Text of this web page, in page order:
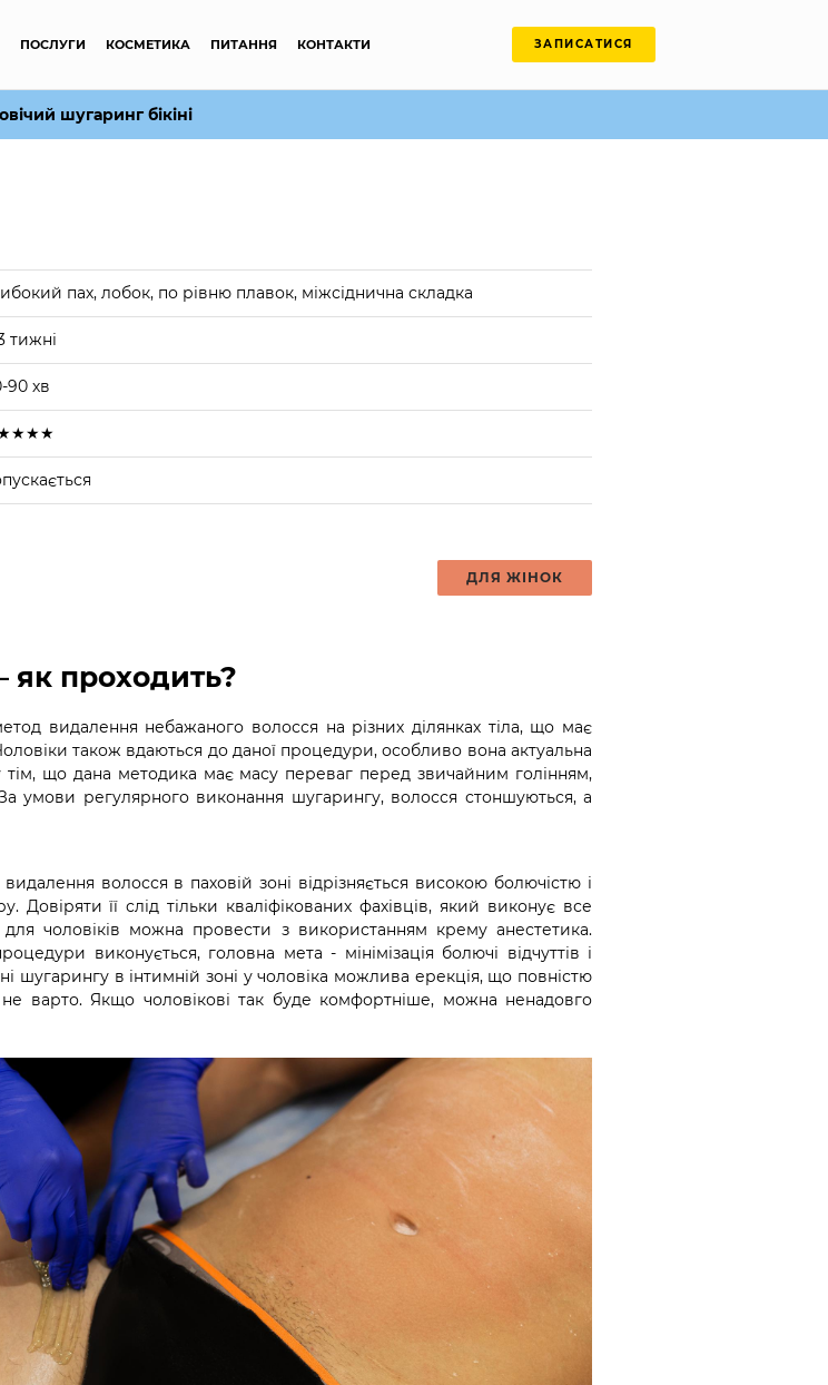
ПОСЛУГИ КОСМЕТИКА ПИТАННЯ КОНТАКТИ ЗАПИСАТИСЯ
шугаринг бікіні
пах, лобок, по рівню плавок, міжсіднична складка
тижні
90 хв
ДЛЯ ЖІНОК
як проходить?
видалення небажаного волосся на різних ділянках тіла, що має
також вдаються до даної процедури, особливо вона актуальна
тім, що дана методика має масу переваг перед звичайним голінням,
умови регулярного виконання шугарингу, волосся стоншуються, а
волосся в паховій зоні відрізняється високою болючістю і
Довіряти її слід тільки кваліфікованих фахівців, який виконує все
чоловіків можна провести з використанням крему анестетика.
виконується, головна мета - мінімізація болючі відчуттів і
шугарингу в інтимній зоні у чоловіка можлива ерекція, що повністю
варто. Якщо чоловікові так буде комфортніше, можна ненадовго